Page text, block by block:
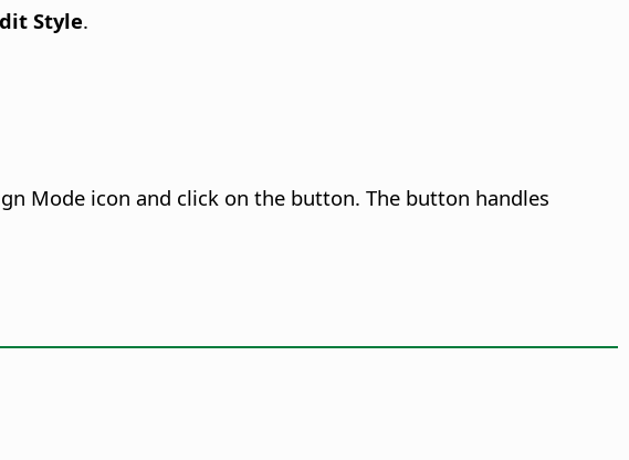
Style.
Mode icon and click on the button. The button handles